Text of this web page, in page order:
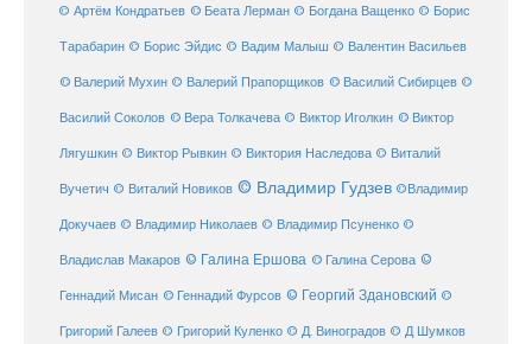
© Артём Кондратьев © Беата Лерман © Богдана Ващенко © Борис
Тарабарин © Борис Эйдис © Вадим Малыш © Валентин Васильев
© Валерий Мухин © Валерий Прапорщиков © Василий Сибирцев ©
Василий Соколов © Вера Толкачева © Виктор Иголкин © Виктор
Лягушкин © Виктор Рывкин © Виктория Наследова © Виталий
Вучетич © Виталий Новиков © Владимир Гудзев ©Владимир
Докучаев © Владимир Николаев © Владимир Псуненко ©
Владислав Макаров © Галина Ершова © Галина Серова ©
Геннадий Мисан © Геннадий Фурсов © Георгий Здановский ©
Григорий Галеев © Григорий Куленко © Д. Виноградов © Д Шумков